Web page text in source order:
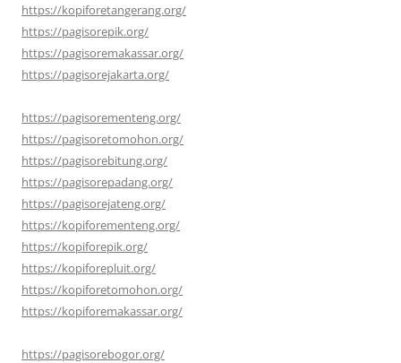
https://kopiforetangerang.org/
https://pagisorepik.org/
https://pagisoremakassar.org/
https://pagisorejakarta.org/
https://pagisorementeng.org/
https://pagisoretomohon.org/
https://pagisorebitung.org/
https://pagisorepadang.org/
https://pagisorejateng.org/
https://kopiforementeng.org/
https://kopiforepik.org/
https://kopiforepluit.org/
https://kopiforetomohon.org/
https://kopiforemakassar.org/
https://pagisorebogor.org/